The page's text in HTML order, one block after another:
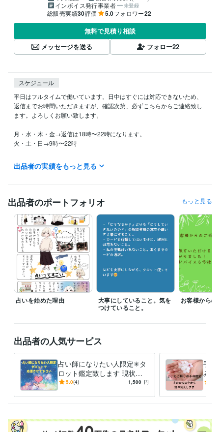
インボイス発行事業者
未登録
総販売実績30評価 5.0フォロワー22
無料で見積り相談
メッセージを送る
フォロー22
スケジュール
平日はフルタイムで働いています。日中はすぐには対応できないため、
返信までお時間いただきますが、確認次第、必ずこちらからご連絡致し
ます。よろしくお願い致します。
月・水・木・金→返信は18時〜22時になります。
火・土・日→9時〜22時
＊現在電話メニューはお休みしております＊
営業 / 個人営業 経験年数 : 7年
ライフスタイル・その他 / 占い師 経験年数 : 2年
ライフスタイル・その他 / マッサージ師・セラピスト 経験年数 : 4年
ライフスタイル・その他 / 保育士・ベビーシッター 経験年数 : 9年
得意分野
占い タロット占い
恋愛 仕事 占い
占い ルノルマンカード占い 手相
出品者の実績をもっと見る
出品者のポートフォリオ もっと見る
占いを始めた理由
大事にしていること。気を
つけていること。
お客様からの
出品者の人気サービス
占い師になりたい人限定✳︎タ
ロット鑑定致します 現状・
行動のアドバイスなど、今出
5.0(4) 1,500 円
手の
みつ
手